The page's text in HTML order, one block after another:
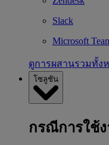
Slack
Microsoft
ดูการผสานรวมทั้ง
โซลูชัน
กรณีการใช้